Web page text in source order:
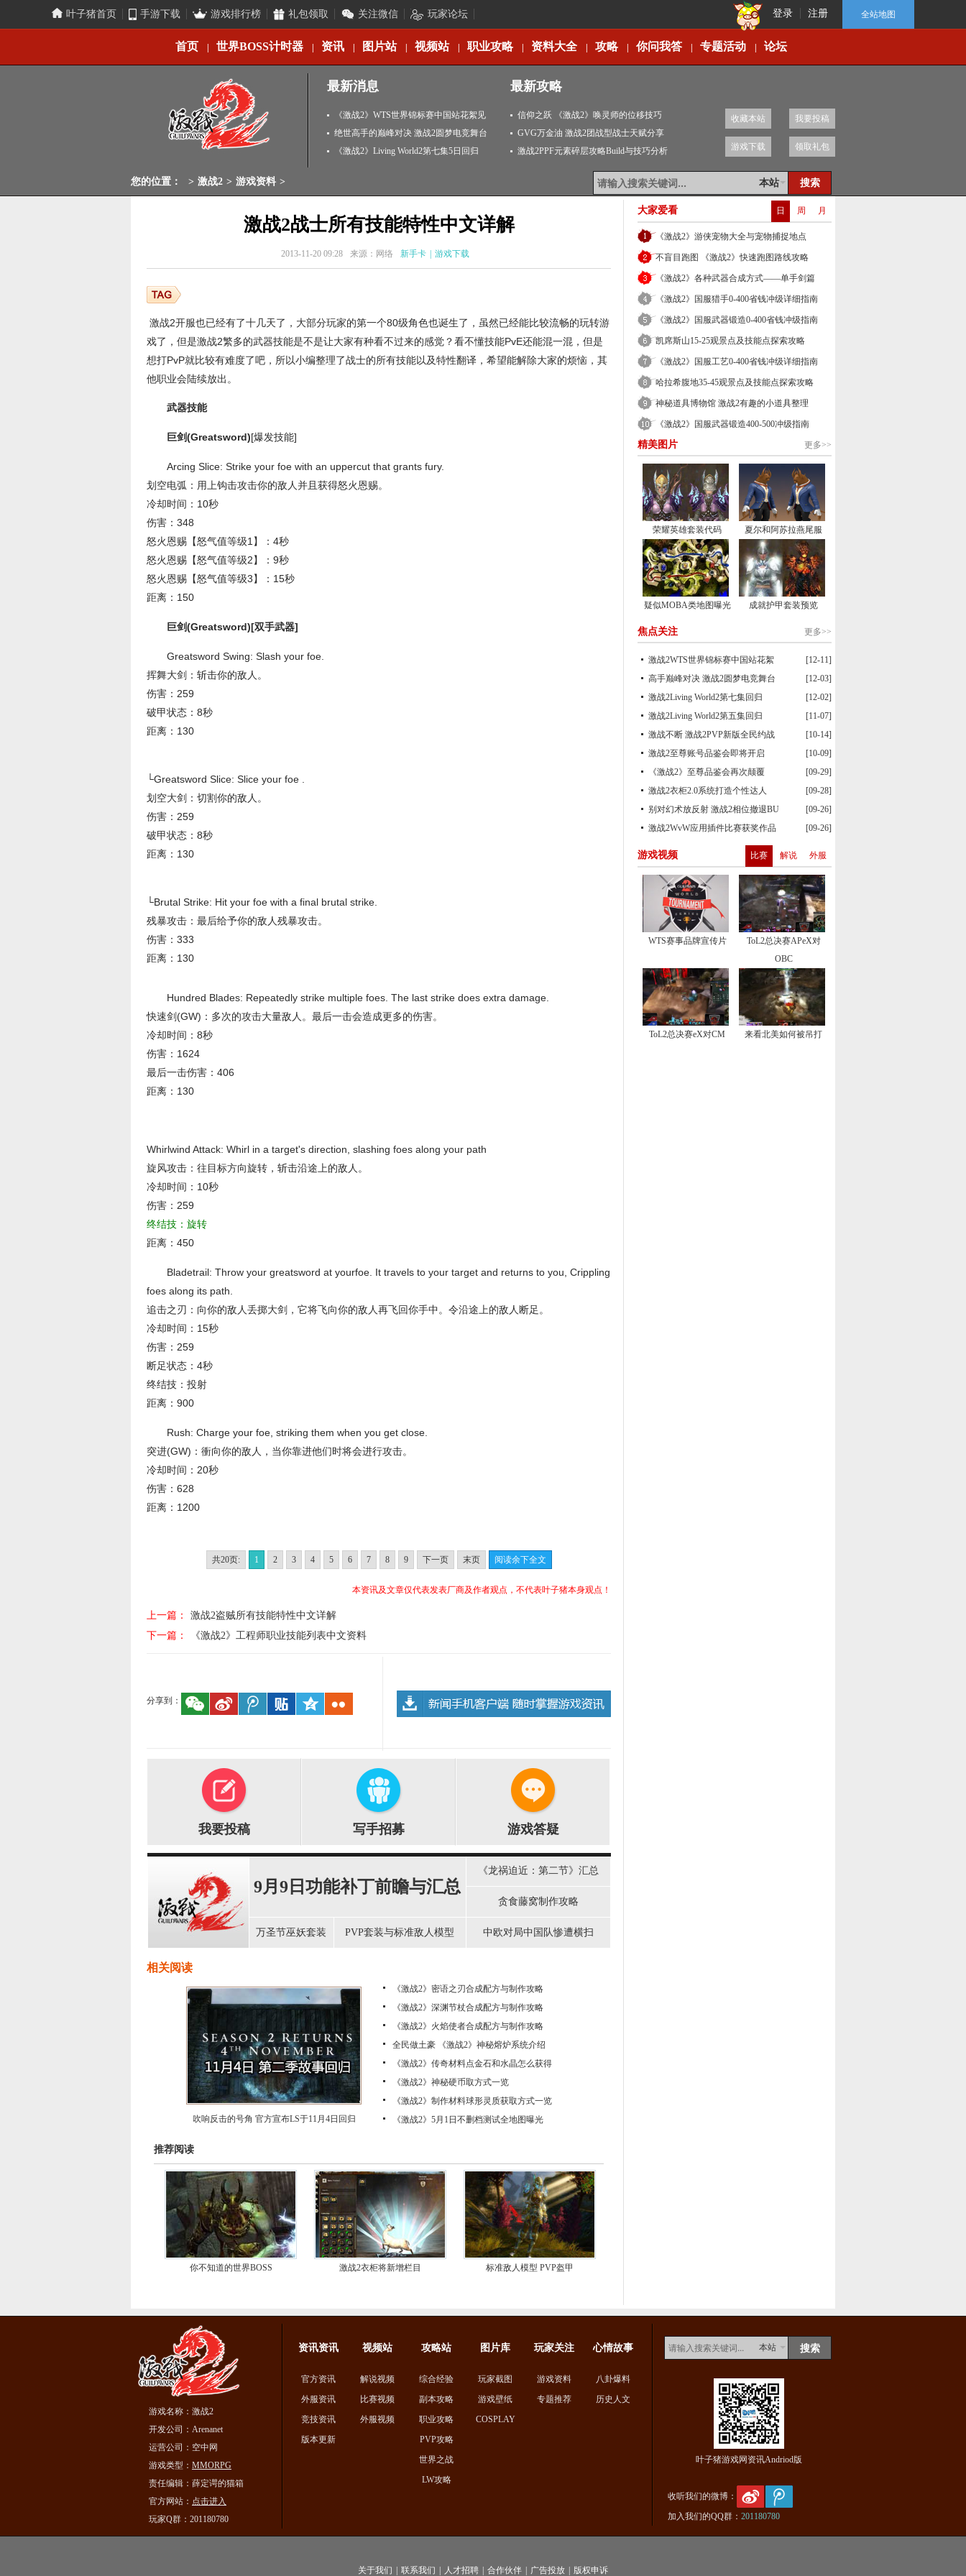
叶子猪首页 手游下载 游戏排行榜 礼包领取 关注微信 玩家论坛 登录 注册 全站地图
首页 世界BOSS计时器 资讯 图片站 视频站 职业攻略 资料大全 攻略 你问我答 专题活动 论坛
最新消息
《激战2》WTS世界锦标赛中国站花絮见
闻
绝世高手的巅峰对决 激战2圆梦电竞舞台
《激战2》Living World2第七集5日回归
最新攻略
信仰之跃 《激战2》唤灵师的位移技巧
GVG万金油 激战2团战型战士天赋分享
激战2PPF元素碎层攻略Build与技巧分析
收藏本站 我要投稿
游戏下载 领取礼包
本站
您的位置： > 激战2 > 游戏资料 >
激战2战士所有技能特性中文详解
2013-11-20 09:28 来源：网络 新手卡 游戏下载
激战2开服也已经有了十几天了，大部分玩家的第一个80级角色也诞生了，虽然已经能比较流畅的玩转游
戏了，但是激战2繁多的武器技能是不是让大家有种看不过来的感觉？看不懂技能PvE还能混一混，但是
想打PvP就比较有难度了吧，所以小编整理了战士的所有技能以及特性翻译，希望能解除大家的烦恼，其
他职业会陆续放出。
武器技能
巨剑(Greatsword)[爆发技能]
Arcing Slice: Strike your foe with an uppercut that grants fury.
划空电弧：用上钩击攻击你的敌人并且获得怒火恩赐。
冷却时间：10秒
伤害：348
怒火恩赐【怒气值等级1】：4秒
怒火恩赐【怒气值等级2】：9秒
怒火恩赐【怒气值等级3】：15秒
距离：150
巨剑(Greatsword)[双手武器]
Greatsword Swing: Slash your foe.
挥舞大剑：斩击你的敌人。
伤害：259
破甲状态：8秒
距离：130
└Greatsword Slice: Slice your foe .
划空大剑：切割你的敌人。
伤害：259
破甲状态：8秒
距离：130
└Brutal Strike: Hit your foe with a final brutal strike.
残暴攻击：最后给予你的敌人残暴攻击。
伤害：333
距离：130
Hundred Blades: Repeatedly strike multiple foes. The last strike does extra damage.
快速剑(GW)：多次的攻击大量敌人。最后一击会造成更多的伤害。
冷却时间：8秒
伤害：1624
最后一击伤害：406
距离：130
Whirlwind Attack: Whirl in a target's direction, slashing foes along your path
旋风攻击：往目标方向旋转，斩击沿途上的敌人。
冷却时间：10秒
伤害：259
终结技：旋转
距离：450
Bladetrail: Throw your greatsword at yourfoe. It travels to your target and returns to you, Crippling
foes along its path.
追击之刃：向你的敌人丢掷大剑，它将飞向你的敌人再飞回你手中。令沿途上的敌人断足。
冷却时间：15秒
伤害：259
断足状态：4秒
终结技：投射
距离：900
Rush: Charge your foe, striking them when you get close.
突进(GW)：衝向你的敌人，当你靠进他们时将会进行攻击。
冷却时间：20秒
伤害：628
距离：1200
共20页: 1 2 3 4 5 6 7 8 9 下一页 末页 阅读余下全文
本资讯及文章仅代表发表厂商及作者观点，不代表叶子猪本身观点！
上一篇：
激战2盗贼所有技能特性中文详解
下一篇：
《激战2》工程师职业技能列表中文资料
分享到：
我要投稿 写手招募 游戏答疑
9月9日功能补丁前瞻与汇总
《龙祸迫近：第二节》汇总
贪食藤窝制作攻略
万圣节巫妖套装 PVP套装与标准敌人模型 中欧对局中国队惨遭横扫
相关阅读
吹响反击的号角 官方宣布LS于11月4日回归
《激战2》密语之刃合成配方与制作攻略
《激战2》深渊节杖合成配方与制作攻略
《激战2》火焰使者合成配方与制作攻略
全民做土豪 《激战2》神秘熔炉系统介绍
《激战2》传奇材料点金石和水晶怎么获得
《激战2》神秘硬币取方式一览
《激战2》制作材料球形灵质获取方式一览
《激战2》5月1日不删档测试全地图曝光
推荐阅读
你不知道的世界BOSS 激战2衣柜将新增栏目 标准敌人模型 PVP盔甲
日 周 月
大家爱看
《激战2》游侠宠物大全与宠物捕捉地点
不盲目跑图 《激战2》快速跑图路线攻略
《激战2》各种武器合成方式——单手剑篇
《激战2》国服猎手0-400省钱冲级详细指南
《激战2》国服武器锻造0-400省钱冲级指南
凯席斯山15-25观景点及技能点探索攻略
《激战2》国服工艺0-400省钱冲级详细指南
哈拉希腹地35-45观景点及技能点探索攻略
神秘道具博物馆 激战2有趣的小道具整理
《激战2》国服武器锻造400-500冲级指南
更多>>
精美图片
荣耀英雄套装代码 夏尔和阿苏拉燕尾服
疑似MOBA类地图曝光 成就护甲套装预览
更多>>
焦点关注
[12-11]
激战2WTS世界锦标赛中国站花絮
[12-03]
高手巅峰对决 激战2圆梦电竞舞台
[12-02]
激战2Living World2第七集回归
[11-07]
激战2Living World2第五集回归
[10-14]
激战不断 激战2PVP新版全民约战
[10-09]
激战2至尊账号品鉴会即将开启
[09-29]
《激战2》至尊品鉴会再次颠覆
[09-28]
激战2衣柜2.0系统打造个性达人
[09-26]
别对幻术放反射 激战2相位撤退BU
[09-26]
激战2WvW应用插件比赛获奖作品
比赛 解说 外服
游戏视频
WTS赛事品牌宣传片
ToL2总决赛APeX对
OBC
ToL2总决赛eX对CM 来看北美如何被吊打
游戏名称：激战2
开发公司：Arenanet
运营公司：空中网
游戏类型： MMORPG
责任编辑：薛定谔的猫箱
官方网站： 点击进入
玩家Q群：201180780
资讯资讯
官方资讯
外服资讯
竞技资讯
版本更新
视频站
解说视频
比赛视频
外服视频
攻略站
综合经验
副本攻略
职业攻略
PVP攻略
世界之战
LW攻略
图片库
玩家截图
游戏壁纸
COSPLAY
玩家关注
游戏资料
专题推荐
心情故事
八卦爆料
历史人文
本站
叶子猪游戏网资讯Andriod版
收听我们的微博：
加入我们的QQ群： 201180780
关于我们 联系我们 人才招聘 合作伙伴 广告投放 版权申诉